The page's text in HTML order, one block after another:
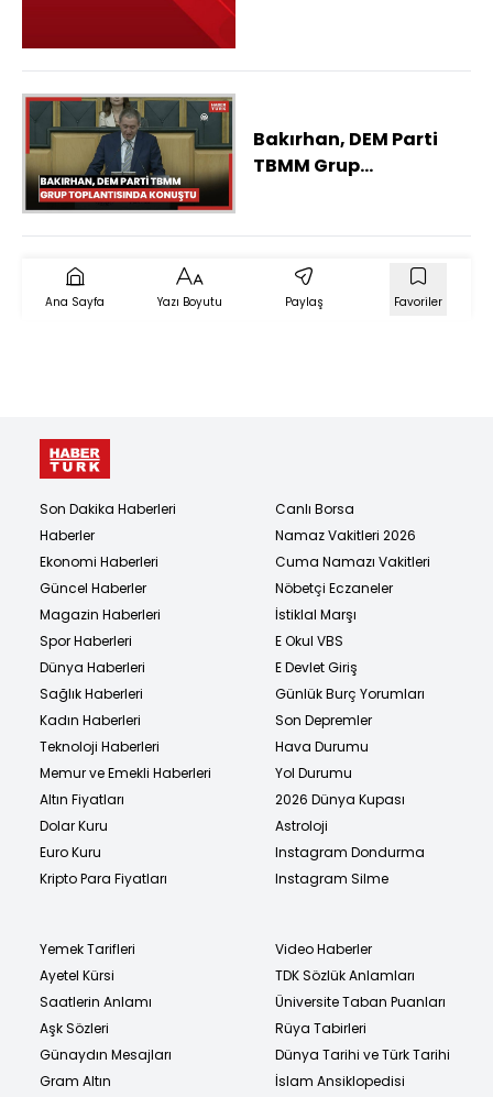
Bakırhan, DEM Parti
TBMM Grup
Ana Sayfa Yazı Boyutu Paylaş Favoriler
Son Dakika Haberleri
Haberler
Ekonomi Haberleri
Güncel Haberler
Magazin Haberleri
Spor Haberleri
Dünya Haberleri
Sağlık Haberleri
Kadın Haberleri
Teknoloji Haberleri
Memur ve Emekli Haberleri
Altın Fiyatları
Dolar Kuru
Euro Kuru
Kripto Para Fiyatları
Canlı Borsa
Namaz Vakitleri 2026
Cuma Namazı Vakitleri
Nöbetçi Eczaneler
İstiklal Marşı
E Okul VBS
E Devlet Giriş
Günlük Burç Yorumları
Son Depremler
Hava Durumu
Yol Durumu
2026 Dünya Kupası
Astroloji
Instagram Dondurma
Instagram Silme
Yemek Tarifleri
Ayetel Kürsi
Saatlerin Anlamı
Aşk Sözleri
Günaydın Mesajları
Gram Altın
Video Haberler
TDK Sözlük Anlamları
Üniversite Taban Puanları
Rüya Tabirleri
Dünya Tarihi ve Türk Tarihi
İslam Ansiklopedisi